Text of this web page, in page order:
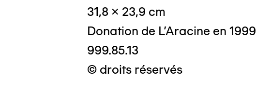
31,8 x 23,9 cm
Donation de L'Aracine en 1999
999.85.13
© droits réservés